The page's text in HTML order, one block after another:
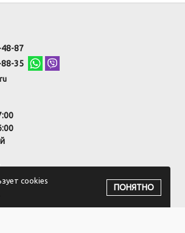
cookies
ПОНЯТНО
48-87
88-35